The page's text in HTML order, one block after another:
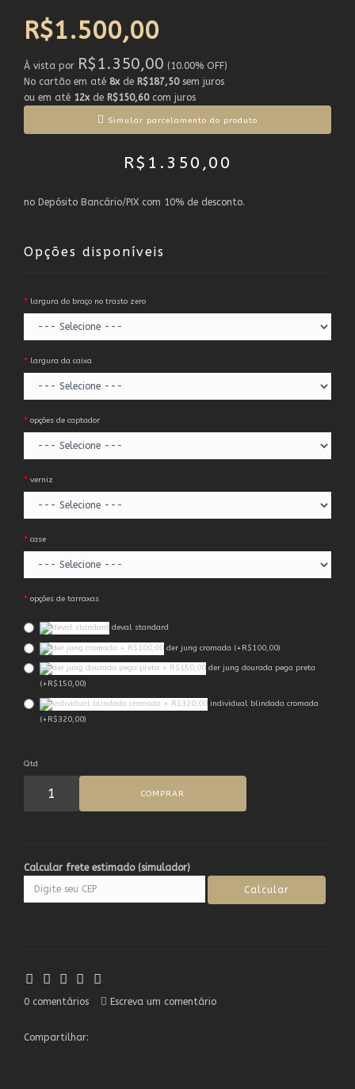
R$1.500,00
À vista por R$1.350,00 (10.00% OFF)
No cartão em até 8xde R$187,50sem juros
ou em até 12xde R$150,60com juros
Simular parcelamento do produto
R$1.350,00
no Depósito Bancário/PIX com 10% de desconto.
Opções disponíveis
largura do braço no trasto zero
largura da caixa
opções de captador
verniz
case
opções de tarraxas
deval standard
der jung cromada (+R$100,00)
der jung dourada pega preta
(+R$150,00)
individual blindada cromada
(+R$320,00)
Qtd
COMPRAR
Calcular frete estimado (simulador)
0 comentários Escreva um comentário
Compartilhar: